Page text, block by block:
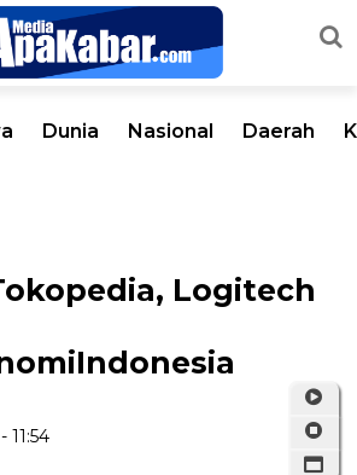
Dunia Nasional Daerah
Logitech
11:54